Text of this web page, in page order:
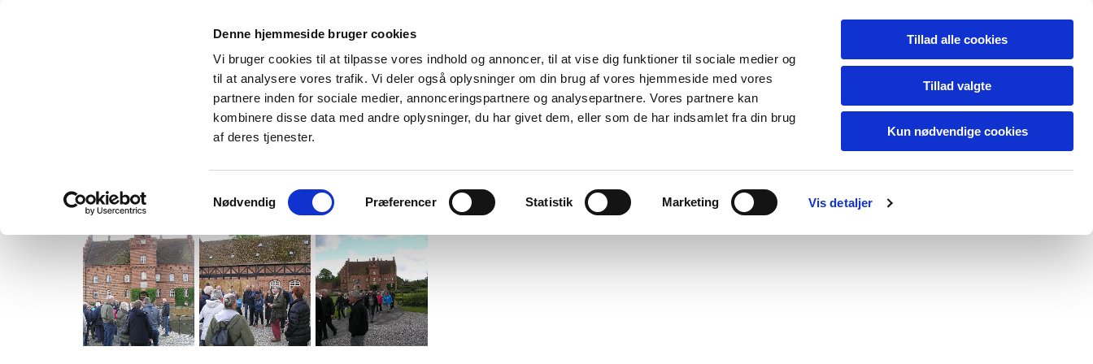
Denne hjemmeside bruger cookies
Vi bruger cookies til at tilpasse vores indhold og annoncer, til at vise dig funktioner til sociale medier og
til at analysere vores trafik. Vi deler også oplysninger om din brug af vores hjemmeside med vores
partnere inden for sociale medier, annonceringspartnere og analysepartnere. Vores partnere kan
kombinere disse data med andre oplysninger, du har givet dem, eller som de har indsamlet fra din brug
af deres tjenester.
Nødvendig Præferencer Statistik Marketing Vis detaljer
Tillad alle cookies
Tillad valgte
Kun nødvendige cookies